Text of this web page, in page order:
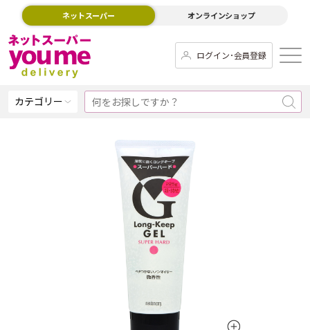
ネットスーパー オンラインショップ
ログイン･会員登録
カテゴリー